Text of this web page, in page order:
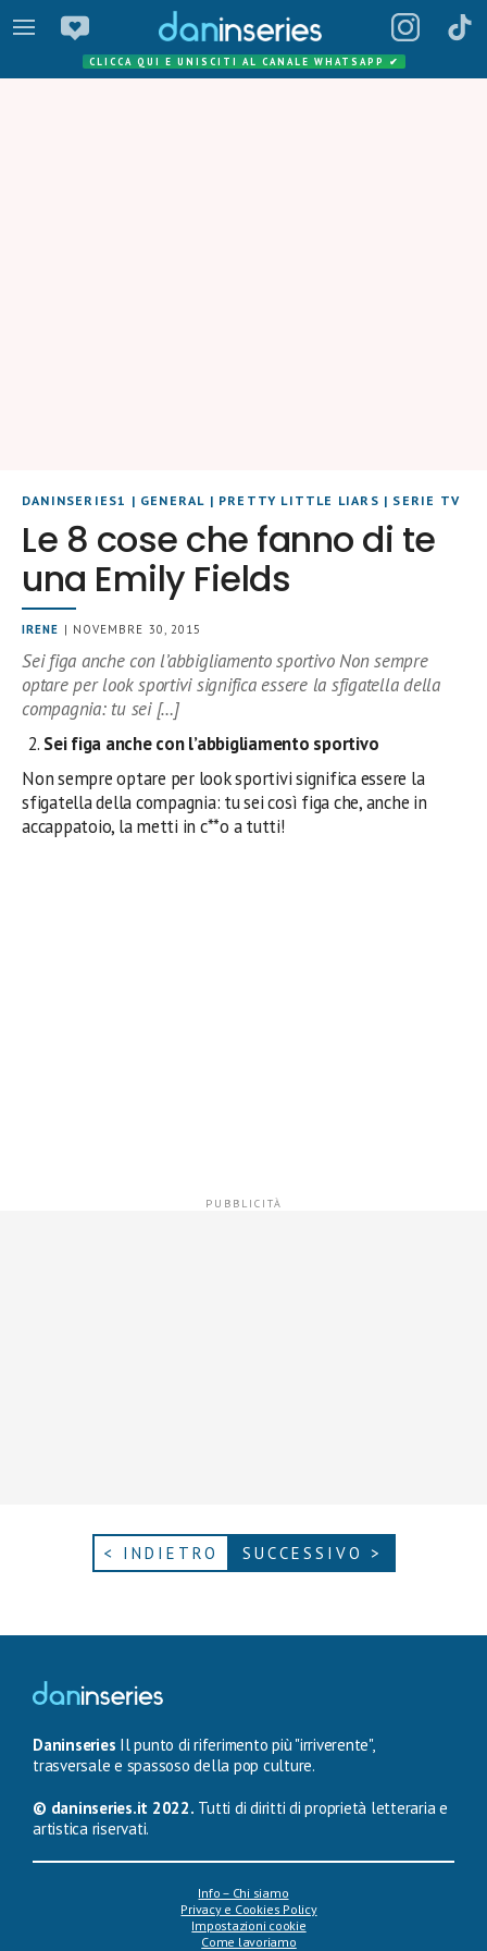
CLICCA QUI E UNISCITI AL CANALE WHATSAPP ✔
DANINSERIES1 | GENERAL | PRETTY LITTLE LIARS | SERIE TV
Le 8 cose che fanno di te
una Emily Fields
IRENE | NOVEMBRE 30, 2015
Sei figa anche con l’abbigliamento sportivo Non sempre
optare per look sportivi significa essere la sfigatella della
compagnia: tu sei […]
Sei figa anche con l’abbigliamento sportivo
Non sempre optare per look sportivi significa essere la
sfigatella della compagnia: tu sei così figa che, anche in
accappatoio, la metti in c**o a tutti!
< INDIETRO SUCCESSIVO >
Daninseries Il punto di riferimento più "irriverente",
trasversale e spassoso della pop culture.
© daninseries.it 2022. Tutti di diritti di proprietà letteraria e
artistica riservati.
Info – Chi siamo
Privacy e Cookies Policy
Impostazioni cookie
Come lavoriamo